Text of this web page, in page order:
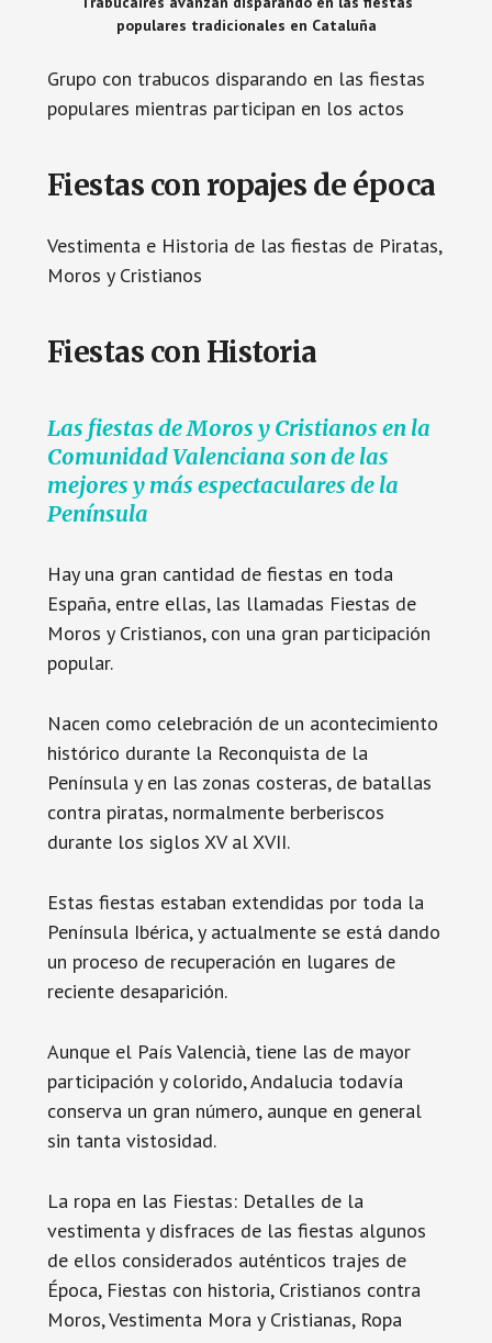
populares tradicionales en Cataluña
Grupo con trabucos disparando en las fiestas
populares mientras participan en los actos
Fiestas con ropajes de época
Vestimenta e Historia de las fiestas de Piratas,
Moros y Cristianos
Fiestas con Historia
Las fiestas de Moros y Cristianos en la
Comunidad Valenciana son de las
mejores y más espectaculares de la
Península
Hay una gran cantidad de fiestas en toda
España, entre ellas, las llamadas Fiestas de
Moros y Cristianos, con una gran participación
popular.
Nacen como celebración de un acontecimiento
histórico durante la Reconquista de la
Península y en las zonas costeras, de batallas
contra piratas, normalmente berberiscos
durante los siglos XV al XVII.
Estas fiestas estaban extendidas por toda la
Península Ibérica, y actualmente se está dando
un proceso de recuperación en lugares de
reciente desaparición.
Aunque el País Valencià, tiene las de mayor
participación y colorido, Andalucia todavía
conserva un gran número, aunque en general
sin tanta vistosidad.
La ropa en las Fiestas: Detalles de la
vestimenta y disfraces de las fiestas algunos
de ellos considerados auténticos trajes de
Época, Fiestas con historia, Cristianos contra
Moros, Vestimenta Mora y Cristianas, Ropa